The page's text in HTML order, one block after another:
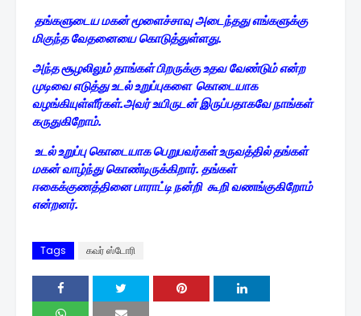
தங்களுடைய மகன் மூளைச்சாவு அடைந்தது எங்களுக்கு
மிகுந்த வேதனையை கொடுத்துள்ளது.
அந்த சூழலிலும் தாங்கள்பிறருக்கு உதவ வேண்டும் என்ற
முடிவை எடுத்து உடல் உறுப்புகளை கொடையாக
வழங்கியுள்ளீர்கள்.அவர் உயிருடன் இருப்பதாகவே நாங்கள்
கருதுகிறோம்.
உடல் உறுப்பு கொடையாக பெறுபவர்கள் உருவத்தில் தங்கள்
மகன் வாழ்ந்து கொண்டிருக்கிறார். தங்கள்
ஈகைக்குணத்தினை பாராட்டி நன்றி கூறி வணங்குகிறோம்
என்றனர்.
Tags கவர் ஸ்டோரி